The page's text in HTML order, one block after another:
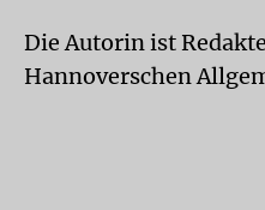
Die Autorin ist
Hannoverschen